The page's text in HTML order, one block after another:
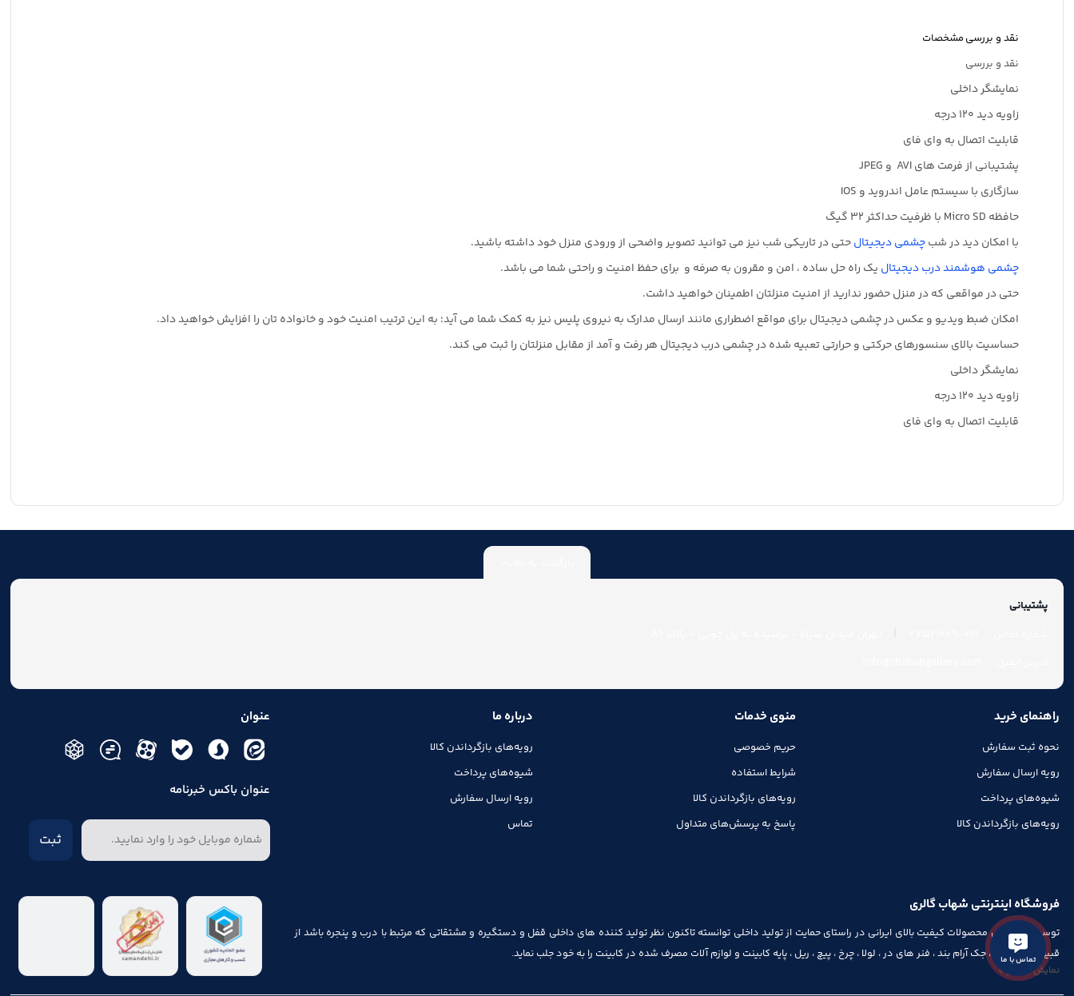
نقد و بررسی مشخصات
نقد و بررسی
نمایشگر داخلی
زاویه دید 120 درجه
قابلیت اتصال به وای فای
پشتیبانی از فرمت های AVI و JPEG
سازگاری با سیستم عامل اندروید و IOS
حافظه Micro SD با ظرفیت حداکثر 32 گیگ
با امکان دید در شبچشمی دیجیتالحتی در تاریکی شب نیز می توانید تصویر واضحی از ورودی منزل خود داشته باشید.
چشمی هوشمند درب دیجیتال یک راه حل ساده ، امن و مقرون به صرفه و برای حفظ امنیت و راحتی شما می باشد.
حتی در مواقعی که در منزل حضور ندارید از امنیت منزلتان اطمینان خواهید داشت.
امکان ضبط ویدیو و عکس در چشمی دیجیتال برای مواقع اضطراری مانند ارسال مدارک به نیروی پلیس نیز به کمک شما می آید؛ به این ترتیب امنیت خود و خانواده تان را افزایش خواهید داد.
حساسیت بالای سنسورهای حرکتی و حرارتی تعبیه شده در چشمی درب دیجیتال هر رفت و آمد از مقابل منزلتان را ثبت می کند.
نمایشگر داخلی
زاویه دید 120 درجه
قابلیت اتصال به وای فای
پشتیبانی
راهنمای خرید
نحوه ثبت سفارش
رویه ارسال سفارش
شیوه‌های پرداخت
رویه‌های بازگرداندن کالا
منوی خدمات
حریم خصوصی
شرایط استفاده
رویه‌های بازگرداندن کالا
پاسخ به پرسش‌های متداول
درباره ما
رویه‌های بازگرداندن کالا
شیوه‌های پرداخت
رویه ارسال سفارش
تماس
عنوان
عنوان باکس خبرنامه
ثبت
فروشگاه اینترنتی شهاب گالری
توسعه و فروش محصولات کیفیت بالای ایرانی در راستای حمایت از تولید داخلی توانسته تاکنون نظر تولید کننده های داخلی قفل و دستگیره و مشتقاتی که مرتبط با درب و پنجره باشد از
قبیل شماره پلاک، جک آرام بند ، فنر های در ، لولا ، چرخ ، پیچ ، ریل ، پایه کابینت و لوازم آلات مصرف شده در کابینت را به خود جلب نماید.
نمایش بیشتر
تماس با ما